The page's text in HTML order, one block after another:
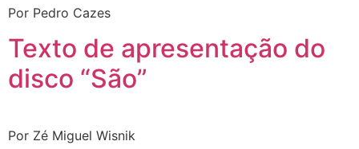
Por Pedro Cazes
Texto de apresentação do
disco “São”
Por Zé Miguel Wisnik